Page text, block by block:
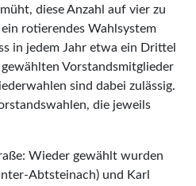
diese Anzahl auf vier zu
rotierendes Wahlsystem
in jedem Jahr etwa ein Drittel
Vorstandsmitglieder
sind dabei zulässig.
die jeweils
Wieder gewählt wurden
Abtsteinach) und Karl